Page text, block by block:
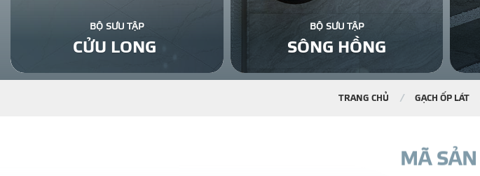
BỘ SƯU TẬP
CỬU LONG
BỘ SƯU TẬP
SÔNG HỒNG
TRANG CHỦ GẠCH ỐP LÁT
MÃ SẢN